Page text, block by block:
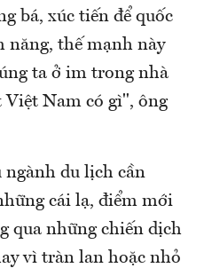
bá, xúc tiến để quốc
năng, thế mạnh này
ta ở im trong nhà
Việt Nam có gì", ông
ngành du lịch cần
cái lạ, điểm mới
qua những chiến dịch
vì tràn lan hoặc nhỏ